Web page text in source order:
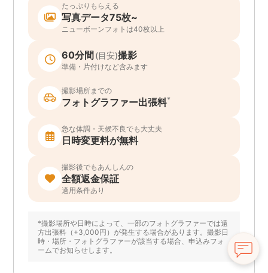
たっぷりもらえる
写真データ75枚~
ニューボーンフォトは40枚以上
60分間 (目安)撮影
準備・片付けなど含みます
撮影場所までの
フォトグラファー出張料*
急な体調・天候不良でも大丈夫
日時変更料が無料
撮影後でもあんしんの
全額返金保証
適用条件あり
*撮影場所や日時によって、一部のフォトグラファーでは遠
方出張料（+3,000円）が発生する場合があります。撮影日
時・場所・フォトグラファーが該当する場合、申込みフォ
ームでお知らせします。